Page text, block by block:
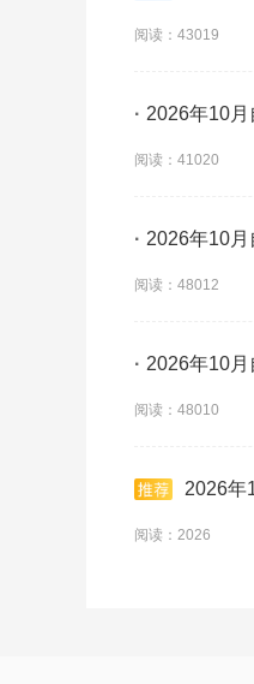
阅读：43019
· 2026年10
阅读：41020
· 2026年10
阅读：48012
· 2026年10
阅读：48010
2026年
阅读：2026